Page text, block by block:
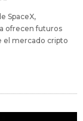
SpaceX,
ofrecen futuros
el mercado cripto